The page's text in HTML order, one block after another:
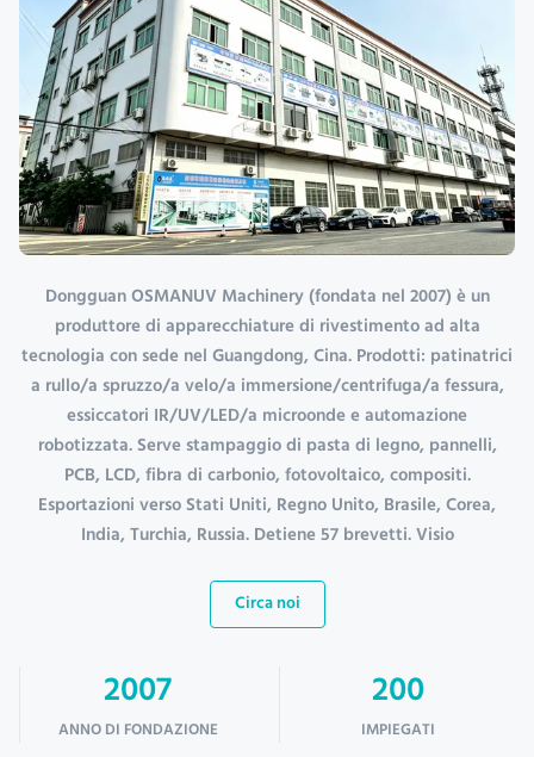
Dongguan OSMANUV Machinery (fondata nel 2007) è un
produttore di apparecchiature di rivestimento ad alta
tecnologia con sede nel Guangdong, Cina. Prodotti: patinatrici
a rullo/a spruzzo/a velo/a immersione/centrifuga/a fessura,
essiccatori IR/UV/LED/a microonde e automazione
robotizzata. Serve stampaggio di pasta di legno, pannelli,
PCB, LCD, fibra di carbonio, fotovoltaico, compositi.
Esportazioni verso Stati Uniti, Regno Unito, Brasile, Corea,
India, Turchia, Russia. Detiene 57 brevetti. Visio
Circa noi
2007
ANNO DI FONDAZIONE
200
IMPIEGATI